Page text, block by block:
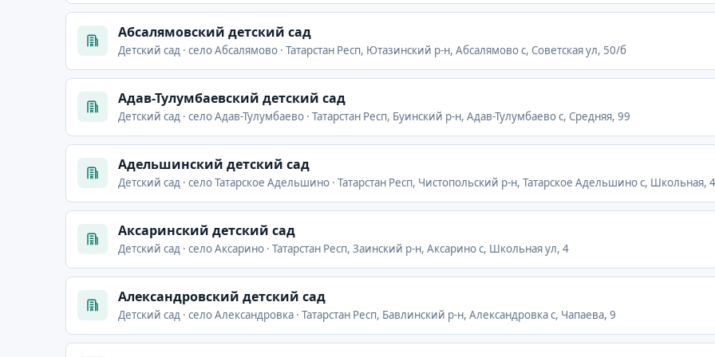
Абсалямовский детский сад
Детский сад · село Абсалямово · Татарстан Респ, Ютазинский р-н, Абсалямово с, Советская ул, 50/б
Адав-Тулумбаевский детский сад
Детский сад · село Адав-Тулумбаево · Татарстан Респ, Буинский р-н, Адав-Тулумбаево с, Средняя, 99
Адельшинский детский сад
Детский сад · село Татарское Адельшино · Татарстан Респ, Чистопольский р-н, Татарское Адельшино с, Школьная,
Аксаринский детский сад
Детский сад · село Аксарино · Татарстан Респ, Заинский р-н, Аксарино с, Школьная ул, 4
Александровский детский сад
Детский сад · село Александровка · Татарстан Респ, Бавлинский р-н, Александровка с, Чапаева, 9